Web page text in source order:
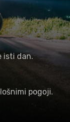
isti dan.
pogoji.